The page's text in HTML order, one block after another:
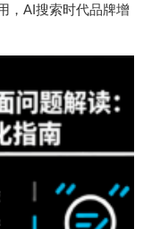
，AI搜索时代品牌增